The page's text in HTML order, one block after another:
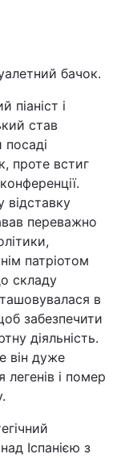
бачок.
піаніст і
став
проте встиг
відставку
переважно
патріотом
складу
в
забезпечити
діяльність.
він дуже
легенів і помер
Іспанією з